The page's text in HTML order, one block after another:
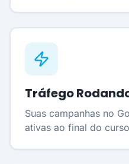
Tráfego
Suas campanhas no
ativas ao final do